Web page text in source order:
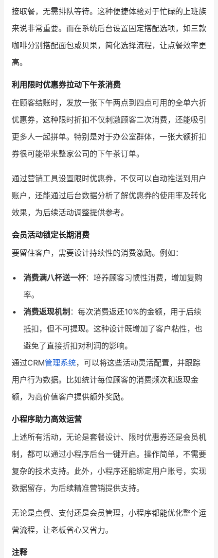
入驻有赞 认证代理商
认证服务商 设计服务商
接取餐，无需排队等待。这种便捷体验对于忙碌的上班族
来说非常重要。而在系统后台设置固定搭配选项，如三款
咖啡分别搭配面包或贝果，简化选择流程，让点餐效率更
高。
利用限时优惠券拉动下午茶消费
在顾客结账时，发放一张下午两点到四点可用的全单六折
优惠券，这种限时折扣不仅刺激顾客二次消费，还能吸引
更多人一起拼单。特别是对于办公室群体，一张大额折扣
券很可能带来整家公司的下午茶订单。
通过营销工具设置限时优惠券，不仅可以自动推送到用户
账户，还能通过后台数据分析了解优惠券的使用率及转化
效果，为后续活动调整提供参考。
会员活动锁定长期消费
要留住客户，需要设计持续性的消费激励。例如：
消费满八杯送一杯：培养顾客习惯性消费，增加复购
率。
消费返现机制 ：每次消费返还10%的金额，用于后续
抵扣，但不可提现。这种设计既增加了客户粘性，也
避免了直接折扣对利润的影响。
通过CRM管理系统，可以将这些活动灵活配置，并跟踪
用户行为数据。比如统计每位顾客的消费频次和返现金
额，为高价值客户提供额外奖励。
小程序助力高效运营
上述所有活动，无论是套餐设计、限时优惠券还是会员机
制，都可以通过小程序后台一键开启。操作简单，不需要
复杂的技术支持。此外，小程序还能绑定用户账号，实现
数据留存，为后续精准营销提供支持。
无论是点餐、支付还是会员管理，小程序都能优化整个运
营流程，让老板省心又省力。
注释